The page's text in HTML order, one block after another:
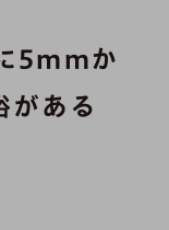
5mmか
がある